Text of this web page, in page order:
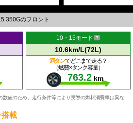
350Gのフロント
10・15モード
10.6km/L(72L)
満タンでどこまで走る？
（燃費×タンク容量）
763.2 km
値のため、走行条件等により実際の燃料消費率は異な
載